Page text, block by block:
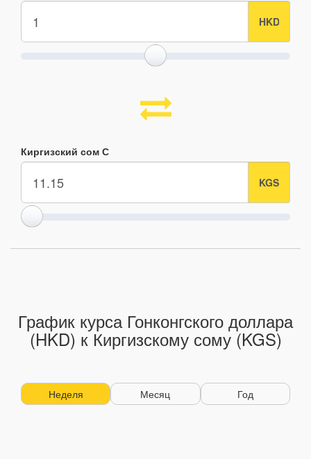
Киргизский сом С
График курса Гонконгского доллара
(HKD) к Киргизскому сому (KGS)
Неделя Месяц Год